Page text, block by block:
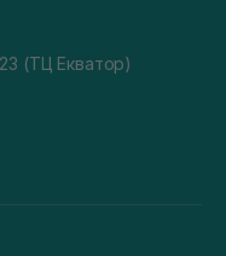
23 (ТЦ Екватор)